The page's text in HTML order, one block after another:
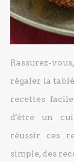
Rassurez-
régaler la
recettes
d'être un
réussir ces
simple, des